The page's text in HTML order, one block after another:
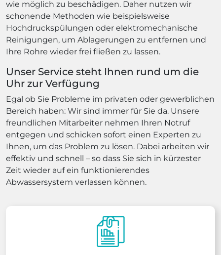
wie möglich zu beschädigen. Daher nutzen wir
schonende Methoden wie beispielsweise
Hochdruckspülungen oder elektromechanische
Reinigungen, um Ablagerungen zu entfernen und
Ihre Rohre wieder frei fließen zu lassen.
Unser Service steht Ihnen rund um die
Uhr zur Verfügung
Egal ob Sie Probleme im privaten oder gewerblichen
Bereich haben: Wir sind immer für Sie da. Unsere
freundlichen Mitarbeiter nehmen Ihren Notruf
entgegen und schicken sofort einen Experten zu
Ihnen, um das Problem zu lösen. Dabei arbeiten wir
effektiv und schnell – so dass Sie sich in kürzester
Zeit wieder auf ein funktionierendes
Abwassersystem verlassen können.